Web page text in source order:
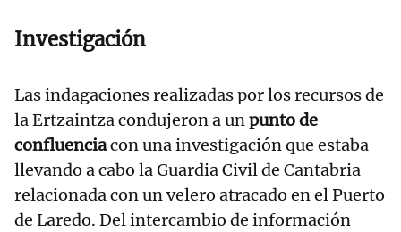
Investigación
Las indagaciones realizadas por los recursos de
la Ertzaintza condujeron a unpunto de
confluenciacon una investigación que estaba
llevando a cabo la Guardia Civil de Cantabria
relacionada con un velero atracado en el Puerto
de Laredo. Del intercambio de información